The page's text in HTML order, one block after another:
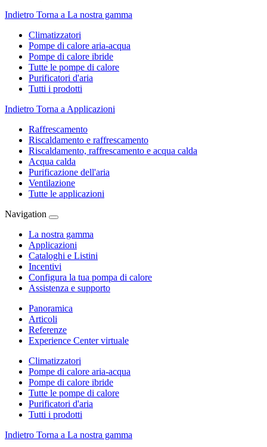
Indietro Torna a La nostra gamma
Climatizzatori
Pompe di calore aria-acqua
Pompe di calore ibride
Tutte le pompe di calore
Purificatori d'aria
Tutti i prodotti
Indietro Torna a Applicazioni
Raffrescamento
Riscaldamento e raffrescamento
Riscaldamento, raffrescamento e acqua calda
Acqua calda
Purificazione dell'aria
Ventilazione
Tutte le applicazioni
Navigation
La nostra gamma
Applicazioni
Cataloghi e Listini
Incentivi
Configura la tua pompa di calore
Assistenza e supporto
Panoramica
Articoli
Referenze
Experience Center virtuale
Climatizzatori
Pompe di calore aria-acqua
Pompe di calore ibride
Tutte le pompe di calore
Purificatori d'aria
Tutti i prodotti
Indietro Torna a La nostra gamma